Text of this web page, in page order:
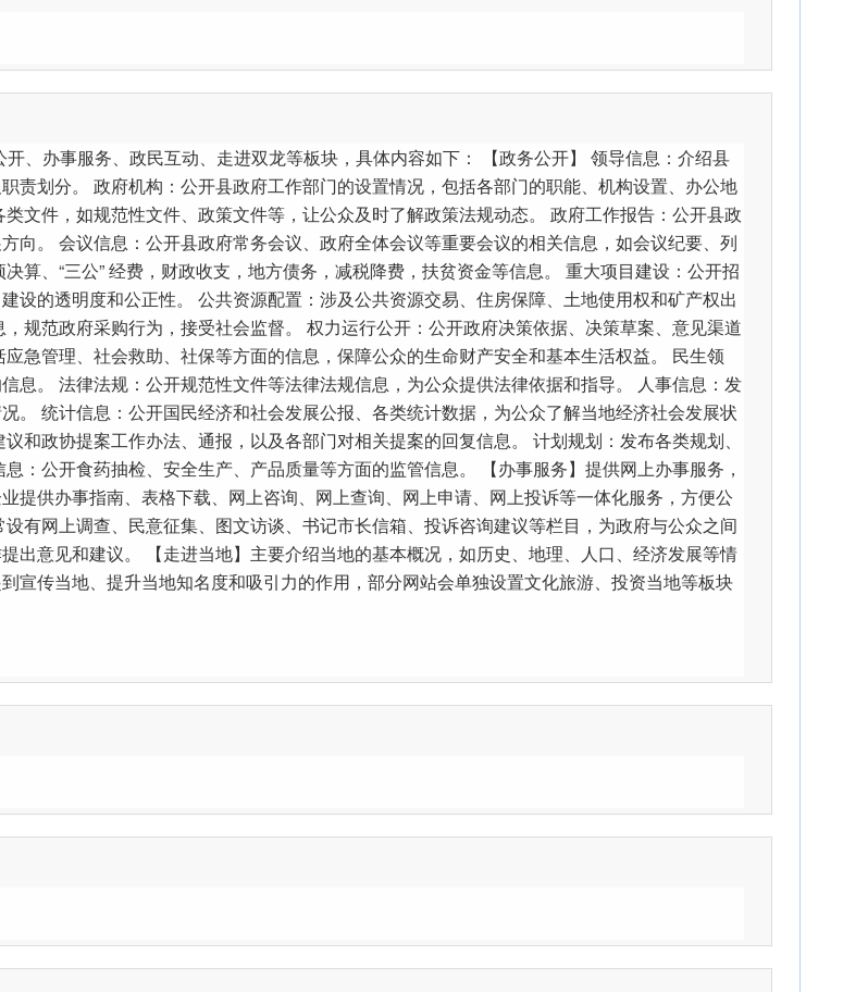
、办事服务、政民互动、走进双龙等板块，具体内容如下： 【政务公开】 领导信息：介绍县
责划分。 政府机构：公开县政府工作部门的设置情况，包括各部门的职能、机构设置、办公地
文件，如规范性文件、政策文件等，让公众及时了解政策法规动态。 政府工作报告：公开县政
向。 会议信息：公开县政府常务会议、政府全体会议等重要会议的相关信息，如会议纪要、列
算、“三公” 经费，财政收支，地方债务，减税降费，扶贫资金等信息。 重大项目建设：公开招
设的透明度和公正性。 公共资源配置：涉及公共资源交易、住房保障、土地使用权和矿产权出
规范政府采购行为，接受社会监督。 权力运行公开：公开政府决策依据、决策草案、意见渠道
急管理、社会救助、社保等方面的信息，保障公众的生命财产安全和基本生活权益。 民生领
息。 法律法规：公开规范性文件等法律法规信息，为公众提供法律依据和指导。 人事信息：发
。 统计信息：公开国民经济和社会发展公报、各类统计数据，为公众了解当地经济社会发展状
和政协提案工作办法、通报，以及各部门对相关提案的回复信息。 计划规划：发布各类规划、
：公开食药抽检、安全生产、产品质量等方面的监管信息。 【办事服务】提供网上办事服务，
提供办事指南、表格下载、网上咨询、网上查询、网上申请、网上投诉等一体化服务，方便公
有网上调查、民意征集、图文访谈、书记市长信箱、投诉咨询建议等栏目，为政府与公众之间
出意见和建议。 【走进当地】主要介绍当地的基本概况，如历史、地理、人口、经济发展等情
宣传当地、提升当地知名度和吸引力的作用，部分网站会单独设置文化旅游、投资当地等板块